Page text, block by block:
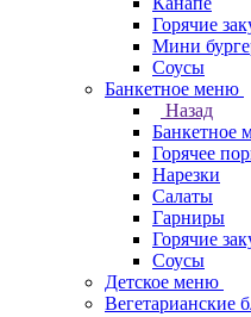
Горячие
Мини
Соусы
Банкетное меню
Назад
Банкетное
Горячее
Нарезки
Салаты
Гарниры
Горячие
Соусы
Детское меню
Вегетарианские